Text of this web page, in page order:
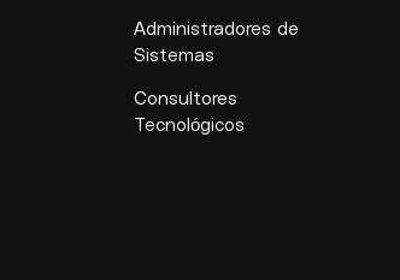
Administradores de
Sistemas
Consultores
Tecnológicos